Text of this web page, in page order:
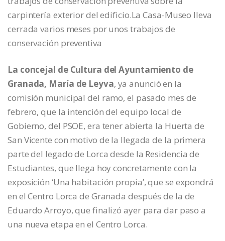
carpintería exterior del edificio.La Casa-Museo lleva
cerrada varios meses por unos trabajos de
conservación preventiva
La concejal de Cultura del Ayuntamiento de
Granada, María de Leyva, ya anunció en la
comisión municipal del ramo, el pasado mes de
febrero, que la intención del equipo local de
Gobierno, del PSOE, era tener abierta la Huerta de
San Vicente con motivo de la llegada de la primera
parte del legado de Lorca desde la Residencia de
Estudiantes, que llega hoy concretamente con la
exposición ‘Una habitación propia’, que se expondrá
en el Centro Lorca de Granada después de la de
Eduardo Arroyo, que finalizó ayer para dar paso a
una nueva etapa en el Centro Lorca.